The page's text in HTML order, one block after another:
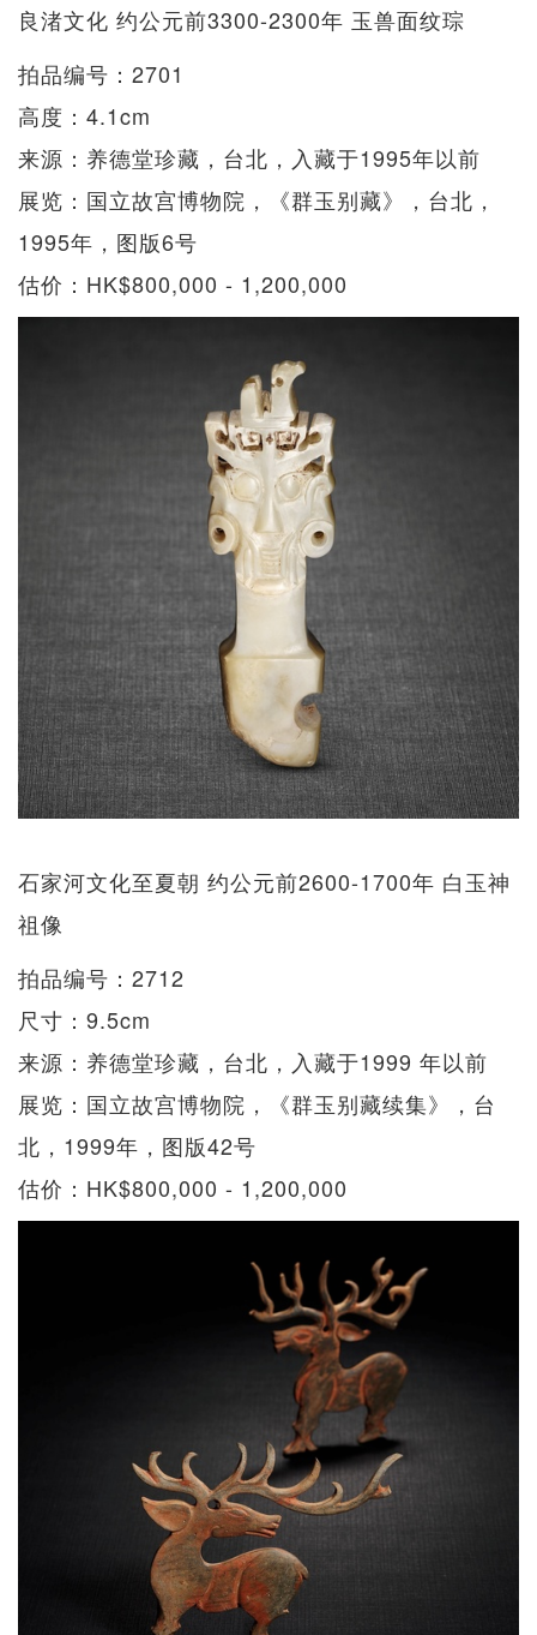
良渚文化 约公元前3300-2300年 玉兽面纹琮
拍品编号：2701
高度：4.1cm
来源：养德堂珍藏，台北，入藏于1995年以前
展览：国立故宫博物院，《群玉别藏》，台北，
1995年，图版6号
估价：HK$800,000 - 1,200,000
石家河文化至夏朝 约公元前2600-1700年 白玉神
祖像
拍品编号：2712
尺寸：9.5cm
来源：养德堂珍藏，台北，入藏于1999 年以前
展览：国立故宫博物院，《群玉别藏续集》，台
北，1999年，图版42号
估价：HK$800,000 - 1,200,000